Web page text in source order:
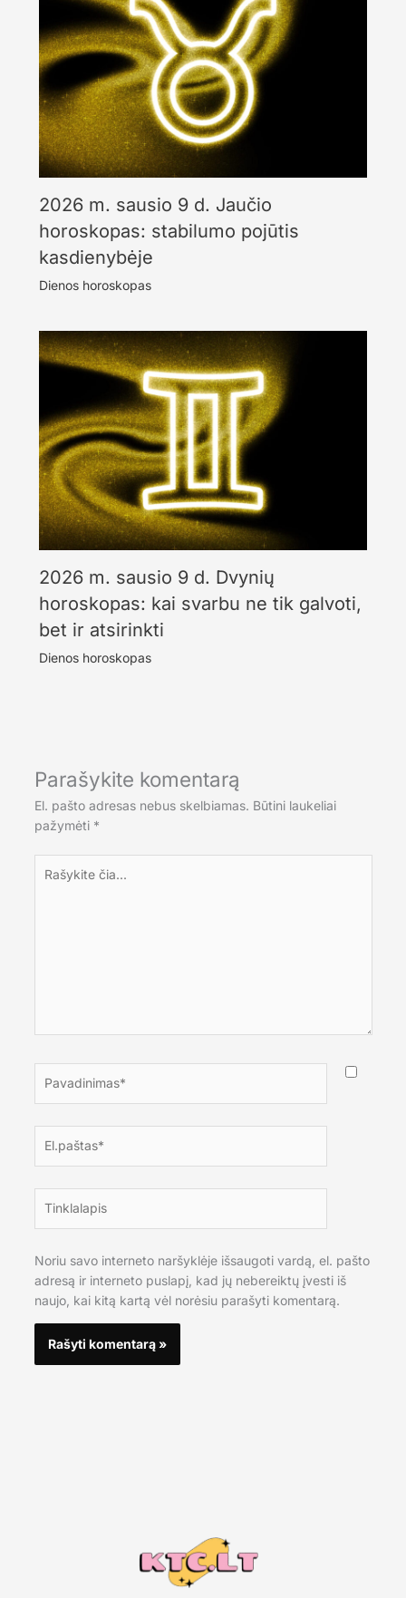
2026 m. sausio 9 d. Jaučio
horoskopas: stabilumo pojūtis
kasdienybėje
Dienos horoskopas
2026 m. sausio 9 d. Dvynių
horoskopas: kai svarbu ne tik galvoti,
bet ir atsirinkti
Dienos horoskopas
Parašykite komentarą
El. pašto adresas nebus skelbiamas. Būtini laukeliai
pažymėti *
čia...
Noriu savo interneto naršyklėje išsaugoti vardą, el. pašto
adresą ir interneto puslapį, kad jų nebereiktų įvesti iš
naujo, kai kitą kartą vėl norėsiu parašyti komentarą.